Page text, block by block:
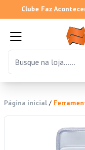
Clube Faz
Página inicial /